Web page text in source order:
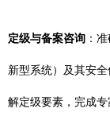
定级与备案咨询 ：
新型系统）及其安
解定级要素，完成专